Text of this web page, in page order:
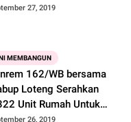
27, 2019
MEMBANGUN
162/WB bersama
Loteng Serahkan
Unit Rumah Untuk
Terdampak Gempa
26, 2019